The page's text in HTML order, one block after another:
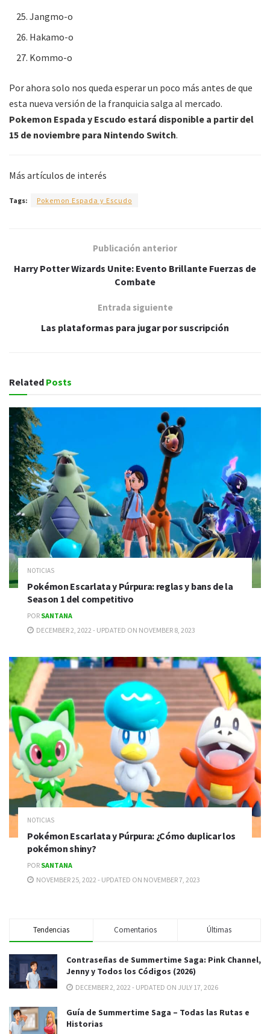
Jangmo-o
Hakamo-o
Kommo-o
Por ahora solo nos queda esperar un poco más antes de que
esta nueva versión de la franquicia salga al mercado.
Pokemon Espada y Escudo estará disponible a partir del
15 de noviembre para Nintendo Switch.
Más artículos de interés
Tags: Pokemon Espada y Escudo
Publicación anterior
Harry Potter Wizards Unite: Evento Brillante Fuerzas de
Combate
Entrada siguiente
Las plataformas para jugar por suscripción
Related Posts
NOTICIAS
Pokémon Escarlata y Púrpura: reglas y bans de la
Season 1 del competitivo
POR SANTANA
DECEMBER 2, 2022 - UPDATED ON NOVEMBER 8, 2023
NOTICIAS
Pokémon Escarlata y Púrpura: ¿Cómo duplicar los
pokémon shiny?
POR SANTANA
NOVEMBER 25, 2022 - UPDATED ON NOVEMBER 7, 2023
Tendencias Comentarios Últimas
Contraseñas de Summertime Saga: Pink Channel,
Jenny y Todos los Códigos (2026)
DECEMBER 2, 2022 - UPDATED ON JULY 17, 2026
Guía de Summertime Saga – Todas las Rutas e
Historias